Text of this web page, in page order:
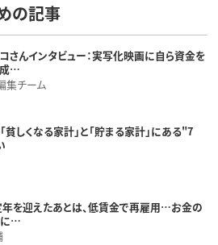
の記事
さんインタビュー：実写化映画に自ら資金を
…
集チーム
貧しくなる家計」と「貯まる家計」にある"7
を迎えたあとは、低賃金で再雇用…お金の
に…